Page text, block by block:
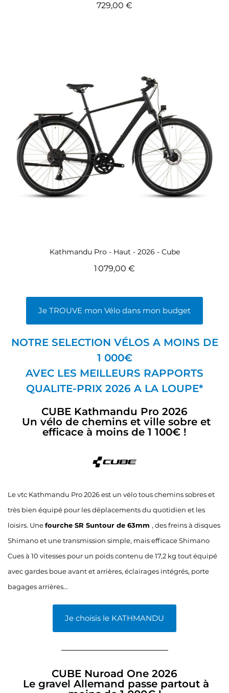
729,00 €
Aperçu rapide
Kathmandu Pro - Haut - 2026 - Cube
1 079,00 €
Je TROUVE mon Vélo dans mon budget
NOTRE SELECTION VÉLOS A MOINS DE
1 000€
AVEC LES MEILLEURS RAPPORTS
QUALITE-PRIX 2026 A LA LOUPE*
CUBE Kathmandu Pro 2026
Un vélo de chemins et ville sobre et
efficace à moins de 1 100€ !
Le vtc Kathmandu Pro 2026 est un vélo tous chemins sobres et
très bien équipé pour les déplacements du quotidien et les
loisirs. Unefourche SR Suntour de 63mm , des freins à disques
Shimano et une transmission simple, mais efficace Shimano
Cues à 10 vitesses pour un poids contenu de 17,2 kg tout équipé
avec gardes boue avant et arrières, éclairages intégrés, porte
bagages arrières...
Je choisis le KATHMANDU
CUBE Nuroad One 2026
Le gravel Allemand passe partout à